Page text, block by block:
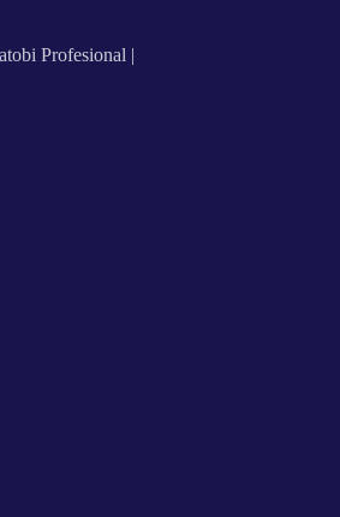
Profesional |